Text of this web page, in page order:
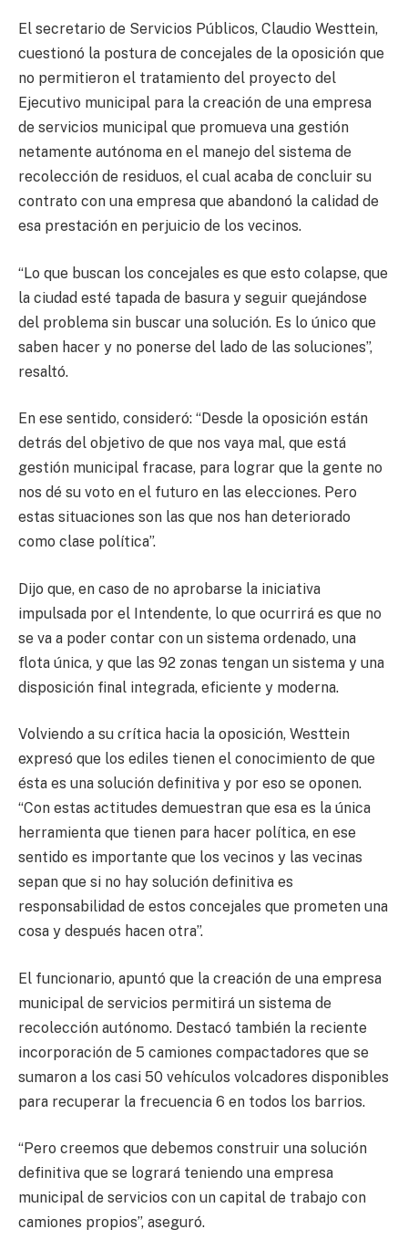
El secretario de Servicios Públicos, Claudio Westtein,
cuestionó la postura de concejales de la oposición que
no permitieron el tratamiento del proyecto del
Ejecutivo municipal para la creación de una empresa
de servicios municipal que promueva una gestión
netamente autónoma en el manejo del sistema de
recolección de residuos, el cual acaba de concluir su
contrato con una empresa que abandonó la calidad de
esa prestación en perjuicio de los vecinos.
“Lo que buscan los concejales es que esto colapse, que
la ciudad esté tapada de basura y seguir quejándose
del problema sin buscar una solución. Es lo único que
saben hacer y no ponerse del lado de las soluciones”,
resaltó.
En ese sentido, consideró: “Desde la oposición están
detrás del objetivo de que nos vaya mal, que está
gestión municipal fracase, para lograr que la gente no
nos dé su voto en el futuro en las elecciones. Pero
estas situaciones son las que nos han deteriorado
como clase política”.
Dijo que, en caso de no aprobarse la iniciativa
impulsada por el Intendente, lo que ocurrirá es que no
se va a poder contar con un sistema ordenado, una
flota única, y que las 92 zonas tengan un sistema y una
disposición final integrada, eficiente y moderna.
Volviendo a su crítica hacia la oposición, Westtein
expresó que los ediles tienen el conocimiento de que
ésta es una solución definitiva y por eso se oponen.
“Con estas actitudes demuestran que esa es la única
herramienta que tienen para hacer política, en ese
sentido es importante que los vecinos y las vecinas
sepan que si no hay solución definitiva es
responsabilidad de estos concejales que prometen una
cosa y después hacen otra”.
El funcionario, apuntó que la creación de una empresa
municipal de servicios permitirá un sistema de
recolección autónomo. Destacó también la reciente
incorporación de 5 camiones compactadores que se
sumaron a los casi 50 vehículos volcadores disponibles
para recuperar la frecuencia 6 en todos los barrios.
“Pero creemos que debemos construir una solución
definitiva que se logrará teniendo una empresa
municipal de servicios con un capital de trabajo con
camiones propios”, aseguró.